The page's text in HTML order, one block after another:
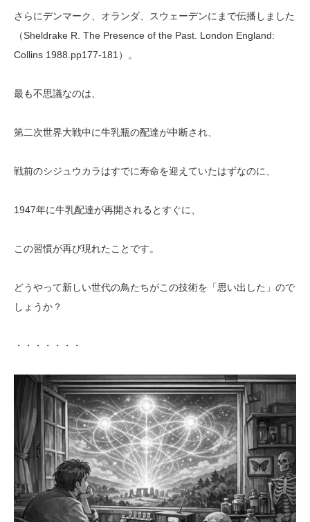
さらにデンマーク、オランダ、スウェーデンにまで伝播しました
（Sheldrake R. The Presence of the Past. London England:
Collins 1988.pp177-181）。
最も不思議なのは、
第二次世界大戦中に牛乳瓶の配達が中断され、
戦前のシジュウカラはすでに寿命を迎えていたはずなのに、
1947年に牛乳配達が再開されるとすぐに、
この習慣が再び現れたことです。
どうやって新しい世代の鳥たちがこの技術を「思い出した」ので
しょうか？
・・・・・・・